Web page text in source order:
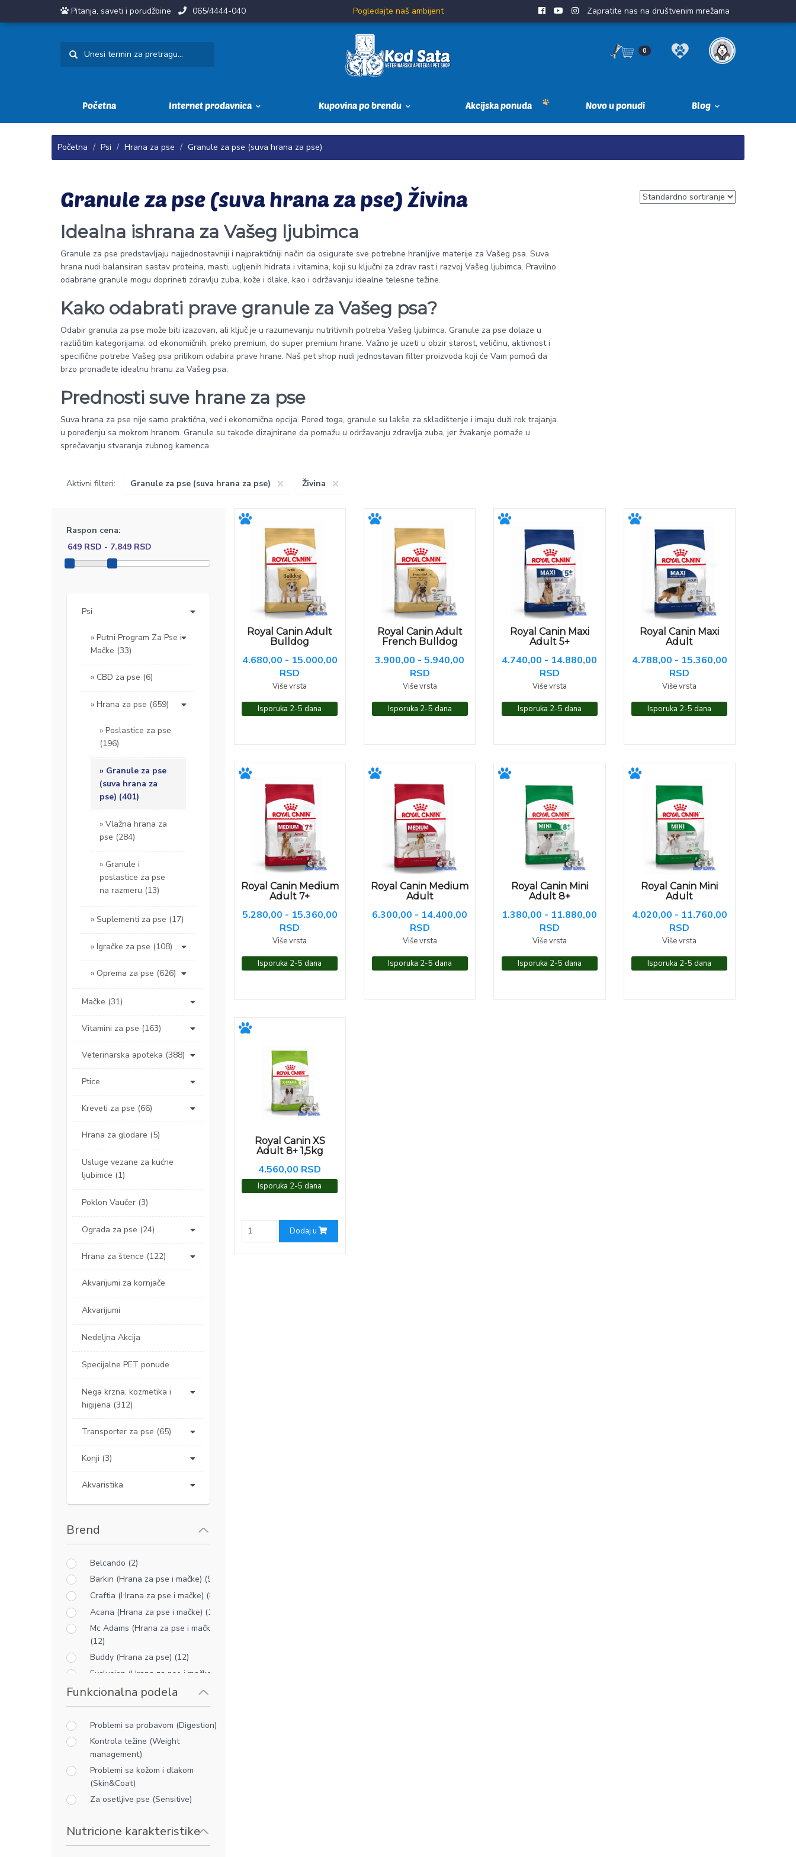
Pitanja, saveti i porudžbine 065/4444-040 Pogledajte naš ambijent Zapratite nas na društvenim mrežama
0
Početna Internet prodavnica Kupovina po brendu Akcijska ponuda Novo u ponudi Blog
Početna Psi Hrana za pse Granule za pse (suva hrana za pse)
Granule za pse (suva hrana za pse) Živina
Idealna ishrana za Vašeg ljubimca
Granule za pse predstavljaju najjednostavniji i najpraktičniji način da osigurate sve potrebne hranljive materije za Vašeg psa. Suva
hrana nudi balansiran sastav proteina, masti, ugljenih hidrata i vitamina, koji su ključni za zdrav rast i razvoj Vašeg ljubimca. Pravilno
odabrane granule mogu doprineti zdravlju zuba, kože i dlake, kao i održavanju idealne telesne težine.
Kako odabrati prave granule za Vašeg psa?
Odabir granula za pse može biti izazovan, ali ključ je u razumevanju nutritivnih potreba Vašeg ljubimca. Granule za pse dolaze u
različitim kategorijama: od ekonomičnih, preko premium, do super premium hrane. Važno je uzeti u obzir starost, veličinu, aktivnost i
specifične potrebe Vašeg psa prilikom odabira prave hrane. Naš pet shop nudi jednostavan filter proizvoda koji će Vam pomoći da
brzo pronađete idealnu hranu za Vašeg psa.
Prednosti suve hrane za pse
Suva hrana za pse nije samo praktična, već i ekonomična opcija. Pored toga, granule su lakše za skladištenje i imaju duži rok trajanja
u poređenju sa mokrom hranom. Granule su takođe dizajnirane da pomažu u održavanju zdravlja zuba, jer žvakanje pomaže u
sprečavanju stvaranja zubnog kamenca.
Aktivni filteri: ×
Granule za pse (suva hrana za pse) ×
Živina
Raspon cena:
Psi
Putni Program Za Pse i
Mačke (33)
CBD za pse (6)
Hrana za pse (659)
Poslastice za pse
(196)
Granule za pse
(suva hrana za
pse) (401)
Vlažna hrana za
pse (284)
Granule i
poslastice za pse
na razmeru (13)
Suplementi za pse (17)
Igračke za pse (108)
Oprema za pse (626)
Mačke (31)
Vitamini za pse (163)
Veterinarska apoteka (388)
Ptice
Kreveti za pse (66)
Hrana za glodare (5)
Usluge vezane za kućne
ljubimce (1)
Poklon Vaučer (3)
Ograda za pse (24)
Hrana za štence (122)
Akvarijumi za kornjače
Akvarijumi
Nedeljna Akcija
Specijalne PET ponude
Nega krzna, kozmetika i
higijena (312)
Transporter za pse (65)
Konji (3)
Akvaristika
Brend
Belcando (2)
Barkin (Hrana za pse i mačke) (9)
Craftia (Hrana za pse i mačke) (8)
Acana (Hrana za pse i mačke) (14)
Mc Adams (Hrana za pse i mačke)
(12)
Buddy (Hrana za pse) (12)
Exclusion (Hrana za pse i mačke) (6)
Orijen (Hrana za pse i mačke) (6)
Happy Dog (Hrana za pse) (40)
Kudo (Hrana za pse) (11)
Hills (Hrana za pse i mačke) (28)
Royal Canin (Hrana i poslastice za
pse i mačke) (10)
Monge (Hrana za pse i mačke) (17)
Gosbi (Hrana za pse i mačke) (32)
i mačke) (17)
Nature's Variety (Hrana za pse i
Funkcionalna podela
Problemi sa probavom (Digestion)
Kontrola težine (Weight
management)
Problemi sa kožom i dlakom
(Skin&Coat)
Za osetljive pse (Sensitive)
Nutricione karakteristike
Royal Canin Adult
Bulldog
4.680,00 - 15.000,00
RSD
Više vrsta
Isporuka 2-5 dana
Royal Canin Adult
French Bulldog
3.900,00 - 5.940,00
RSD
Više vrsta
Isporuka 2-5 dana
Royal Canin Maxi
Adult 5+
4.740,00 - 14.880,00
RSD
Više vrsta
Isporuka 2-5 dana
Royal Canin Maxi
Adult
4.788,00 - 15.360,00
RSD
Više vrsta
Isporuka 2-5 dana
Royal Canin Medium
Adult 7+
5.280,00 - 15.360,00
RSD
Više vrsta
Isporuka 2-5 dana
Royal Canin Medium
Adult
6.300,00 - 14.400,00
RSD
Više vrsta
Isporuka 2-5 dana
Royal Canin Mini
Adult 8+
1.380,00 - 11.880,00
RSD
Više vrsta
Isporuka 2-5 dana
Royal Canin Mini
Adult
4.020,00 - 11.760,00
RSD
Više vrsta
Isporuka 2-5 dana
Royal Canin XS
Adult 8+ 1,5kg
4.560,00 RSD
Isporuka 2-5 dana
Dodaj u